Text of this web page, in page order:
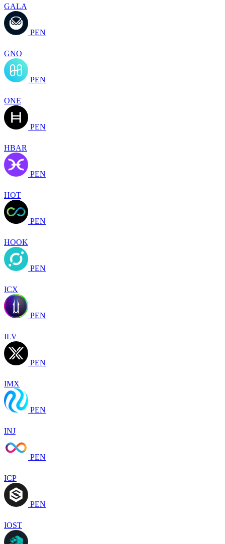
GALA
PEN
GNO
PEN
ONE
PEN
HBAR
PEN
HOT
PEN
HOOK
PEN
ICX
PEN
ILV
PEN
IMX
PEN
INJ
PEN
ICP
PEN
IOST